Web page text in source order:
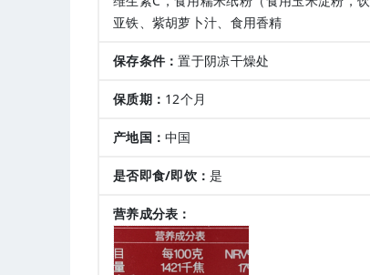
亚铁、紫胡萝卜汁、食用香精
保存条件：置于阴凉干燥处
保质期： 12个月
产地国：中国
是否即食/即饮：是
营养成分表：